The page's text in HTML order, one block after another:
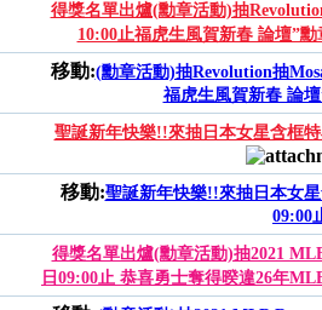
得獎名單出爐(勳章活動)抽
10:00止福虎生風賀新春 論壇”
移動:(勳章活動)抽Revolution抽
福虎生風賀新春 論
聖誕新年快樂!!來抽日本女星含框
移動:聖誕新年快樂!!來抽日本女
09:00
得獎名單出爐(勳章活動)抽2021
日09:00止 恭喜勇士奪得暌違26年